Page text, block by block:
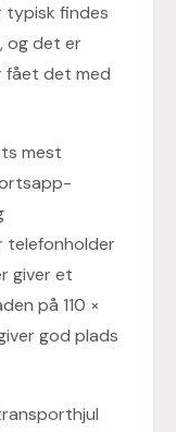
typisk findes
og det er
fået det med
mest
telefonholder
giver et
på 110 ×
god plads